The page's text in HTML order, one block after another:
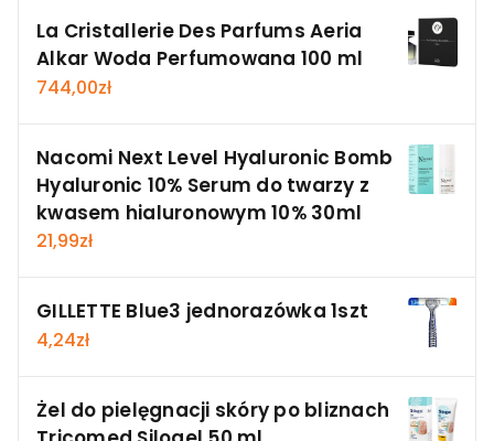
La Cristallerie Des Parfums Aeria
Alkar Woda Perfumowana 100 ml
744,00zł
Nacomi Next Level Hyaluronic Bomb
Hyaluronic 10% Serum do twarzy z
kwasem hialuronowym 10% 30ml
21,99zł
GILLETTE Blue3 jednorazówka 1szt
4,24zł
Żel do pielęgnacji skóry po bliznach